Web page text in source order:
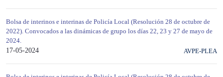
Bolsa de interinos e interinas de Policía Local (Resolución 28 de octubre de
2022). Convocados a las dinámicas de grupo los días 22, 23 y 27 de mayo de
2024.
17-05-2024
AVPE-PLEA